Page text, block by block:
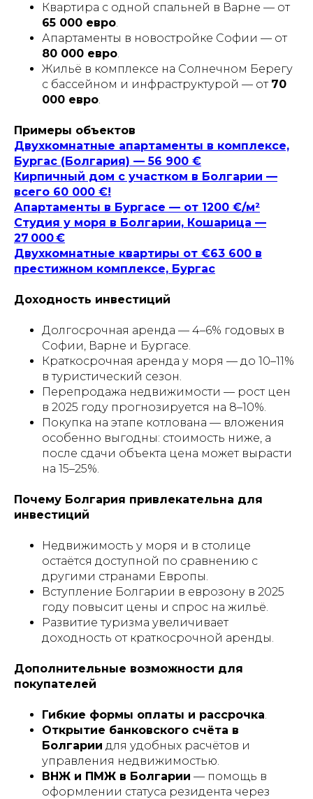
Квартира с одной спальней в Варне — от
65 000 евро.
Апартаменты в новостройке Софии — от
80 000 евро.
Жильё в комплексе на Солнечном Берегу
с бассейном и инфраструктурой — от 70
000 евро.
Примеры объектов
Двухкомнатные апартаменты в комплексе,
Бургас (Болгария) — 56 900 €
Кирпичный дом с участком в Болгарии —
всего 60 000 €!
Апартаменты в Бургасе — от 1200 €/м²
Студия у моря в Болгарии, Кошарица —
27 000 €
Двухкомнатные квартиры от €63 600 в
престижном комплексе, Бургас
Доходность инвестиций
Долгосрочная аренда — 4–6% годовых в
Софии, Варне и Бургасе.
Краткосрочная аренда у моря — до 10–11%
в туристический сезон.
Перепродажа недвижимости — рост цен
в 2025 году прогнозируется на 8–10%.
Покупка на этапе котлована — вложения
особенно выгодны: стоимость ниже, а
после сдачи объекта цена может вырасти
на 15–25%.
Почему Болгария привлекательна для
инвестиций
Недвижимость у моря и в столице
остаётся доступной по сравнению с
другими странами Европы.
Вступление Болгарии в еврозону в 2025
году повысит цены и спрос на жильё.
Развитие туризма увеличивает
доходность от краткосрочной аренды.
Дополнительные возможности для
покупателей
Гибкие формы оплаты и рассрочка.
Открытие банковского счёта в
Болгарии для удобных расчётов и
управления недвижимостью.
ВНЖ и ПМЖ в Болгарии — помощь в
оформлении статуса резидента через